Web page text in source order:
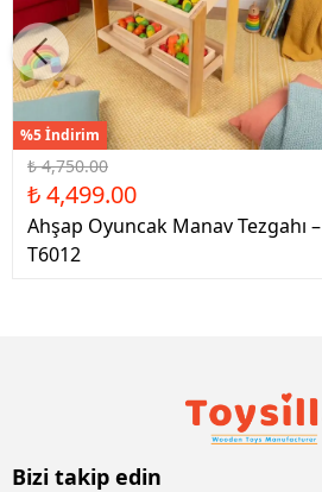
%5 İndirim
₺ 4,750.00
₺ 4,499.00
Ahşap Oyuncak Manav Tezgahı –
T6012
Bizi takip edin